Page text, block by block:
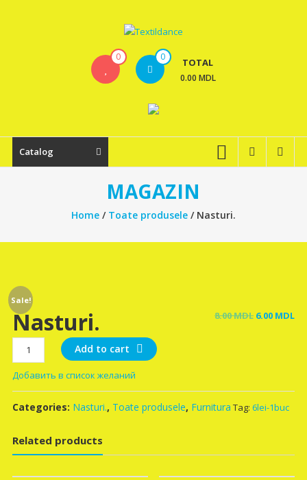
Textildance.md
0 0 TOTAL
0.00 MDL
Catalog
MAGAZIN
Home/ Toate produsele/ Nasturi.
Sale!
Nasturi. 8.00MDL Original
6.00 MDL
Nasturi.
quantity
Add to cart
Добавить в список желаний
Categories: Nasturi., Toate produsele, Furnitura Tag: 6lei-1buc
Related products